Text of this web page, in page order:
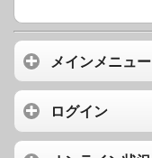
メインメニュー
ログイン